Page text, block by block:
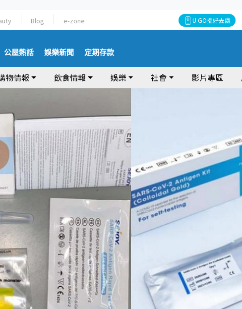
Blog e-zone U GO搵好去處
公屋熱話 娛樂新聞 定期存款
物情報 飲食情報 娛樂 社會 影片專區